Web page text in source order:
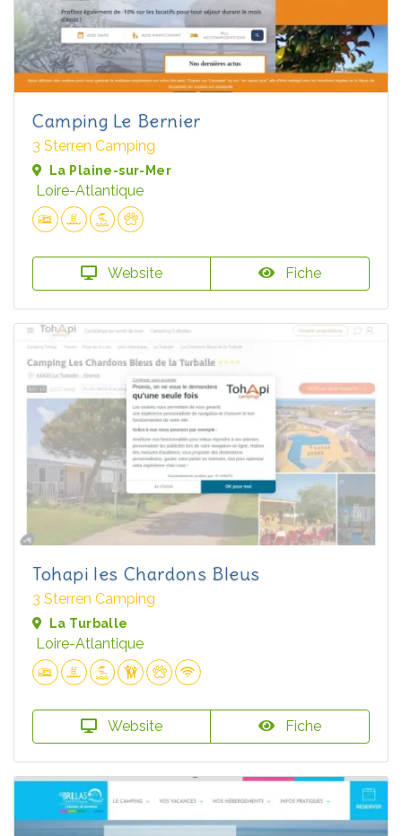
Camping Le Bernier
3 Sterren Camping
La Plaine-sur-Mer
Loire-Atlantique
Website Fiche
Tohapi les Chardons Bleus
3 Sterren Camping
La Turballe
Loire-Atlantique
Website Fiche